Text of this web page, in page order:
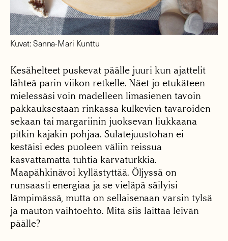
Kuvat: Sanna-Mari Kunttu
Kesähelteet puskevat päälle juuri kun ajattelit
lähteä parin viikon retkelle. Näet jo etukäteen
mielessäsi voin madelleen limasienen tavoin
pakkauksestaan rinkassa kulkevien tavaroiden
sekaan tai margariinin juoksevan liukkaana
pitkin kajakin pohjaa. Sulatejuustohan ei
kestäisi edes puoleen väliin reissua
kasvattamatta tuhtia karvaturkkia.
Maapähkinävoi kyllästyttää. Öljyssä on
runsaasti energiaa ja se vieläpä säilyisi
lämpimässä, mutta on sellaisenaan varsin tylsä
ja mauton vaihtoehto. Mitä siis laittaa leivän
päälle?